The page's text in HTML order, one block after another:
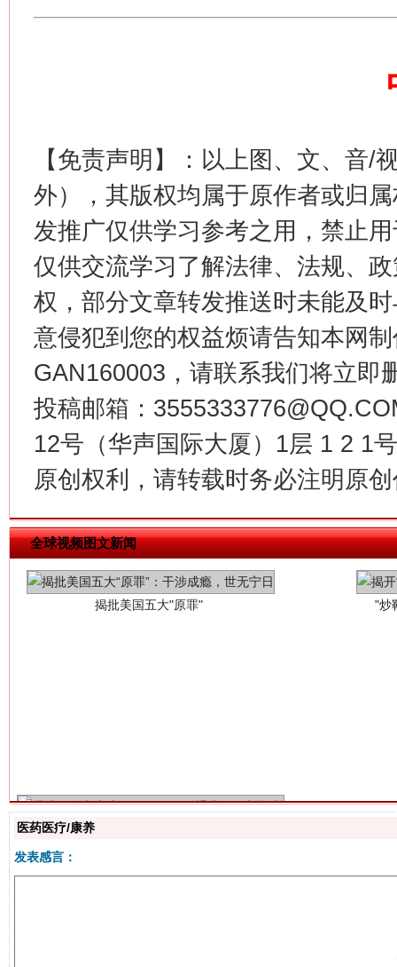
【免责声明】：以上图、文、音/
外），其版权均属于原作者或归
发推广仅供学习参考之用，禁止
仅供交流学习了解法律、法规、
权，部分文章转发推送时未能及
意侵犯到您的权益烦请告知本网
GAN160003，请联系我们将立即
投稿邮箱：
12号（华声国际大厦）1层 1 2 1
原创权利，请转载时务必注明原
全球视频图文新闻
“刷贴”乱象丛生
生
医药医疗/康养
发表感言：